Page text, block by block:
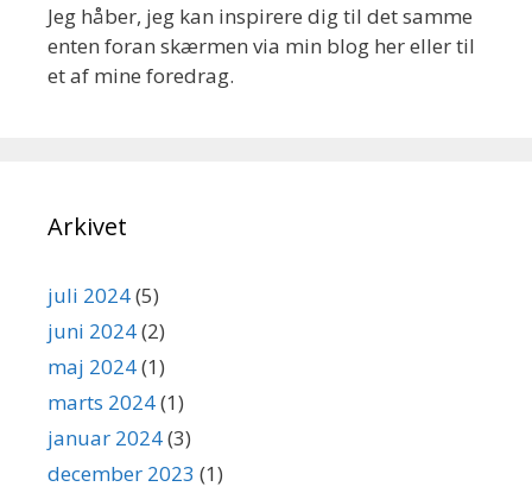
Jeg håber, jeg kan inspirere dig til det samme
enten foran skærmen via min blog her eller til
et af mine foredrag.
Arkivet
juli 2024(5)
juni 2024(2)
maj 2024(1)
marts 2024(1)
januar 2024(3)
december 2023 (1)